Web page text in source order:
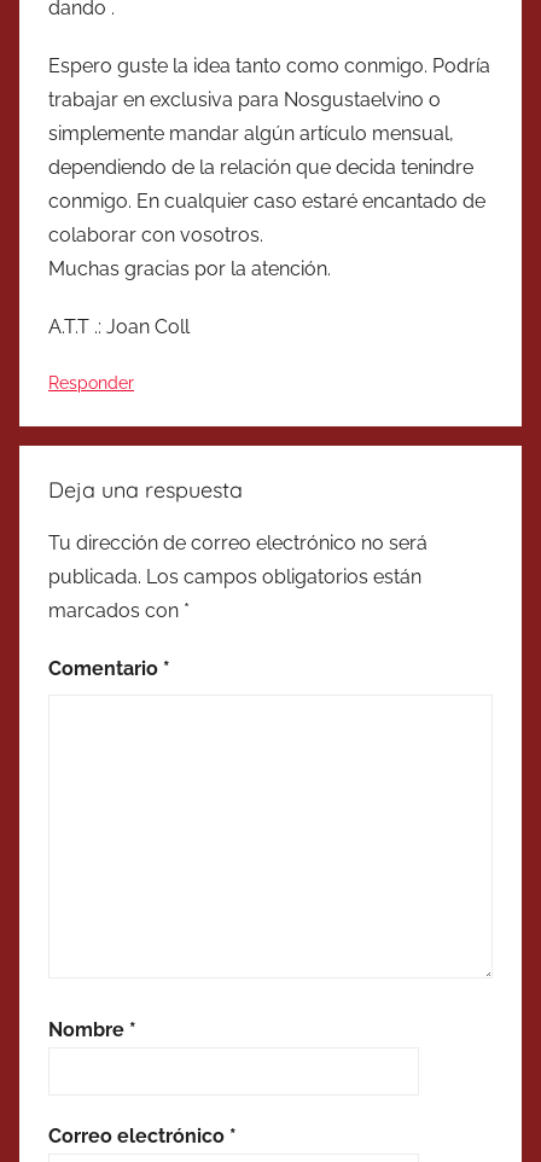
dando .
Espero guste la idea tanto como conmigo. Podría
trabajar en exclusiva para Nosgustaelvino o
simplemente mandar algún artículo mensual,
dependiendo de la relación que decida tenindre
conmigo. En cualquier caso estaré encantado de
colaborar con vosotros.
Muchas gracias por la atención.
A.T.T .: Joan Coll
Responder
Deja una respuesta
Tu dirección de correo electrónico no será
publicada. Los campos obligatorios están
marcados con *
Comentario *
Nombre *
Correo electrónico *